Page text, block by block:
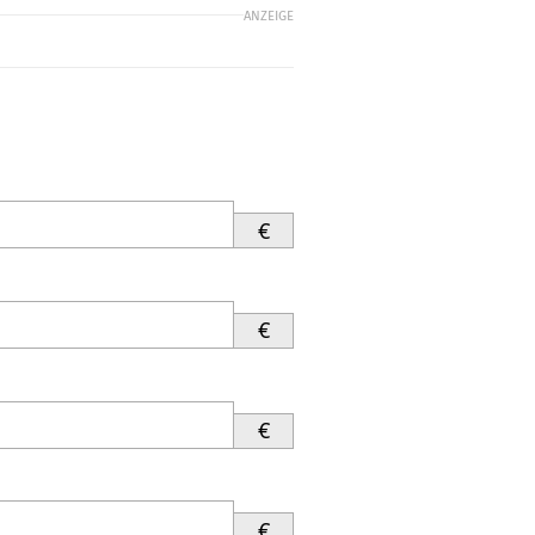
ANZEIGE
€
€
€